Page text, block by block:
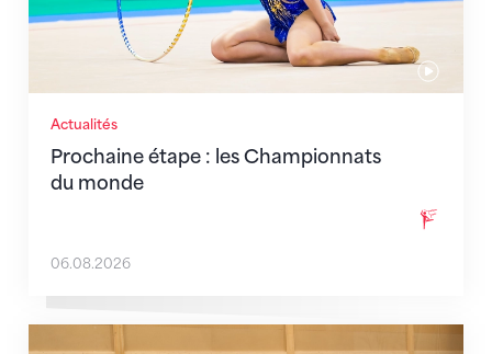
Actualités
Prochaine étape : les Championnats
du monde
06.08.2026
En route pour Zagreb avec des objectifs clairs